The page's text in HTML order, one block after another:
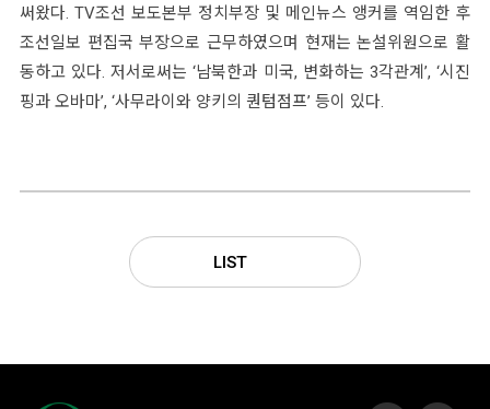
써왔다. TV조선 보도본부 정치부장 및 메인뉴스 앵커를 역임한 후
조선일보 편집국 부장으로 근무하였으며 현재는 논설위원으로 활
동하고 있다. 저서로써는 ‘남북한과 미국, 변화하는 3각관계’, ‘시진
핑과 오바마’, ‘사무라이와 양키의 퀀텀점프’ 등이 있다.
LIST